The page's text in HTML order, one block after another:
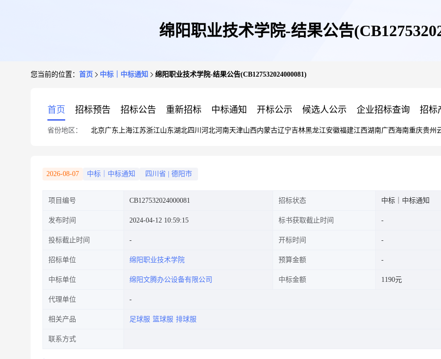
绵阳职业技术学院-结果公告
您当前的位置： 首页 中标｜中标通知 绵阳职业技术学院-结果公告(CB127532024000081)
首页 招标预告 招标公告 重新招标 中标通知 开标公示 候选人公示 企业招标查询 招标
省份地区： 北京广东 上海江苏浙江山东湖北四川 河北河南天津山西内蒙古辽宁吉林黑龙江安徽福建江西湖南广西海南重庆贵州
2026-08-07 中标｜中标通知 四川省 德阳市
项目编号 CB127532024000081 招标状态 中标｜中标通知
发布时间 2024-04-12 10:59:15 标书获取截止时间
投标截止时间 开标时间
招标单位 绵阳职业技术学院 预算金额
中标单位 绵阳文腾办公设备有限公司 中标金额 1190元
代理单位
相关产品 足球服 篮球服 排球服
联系方式